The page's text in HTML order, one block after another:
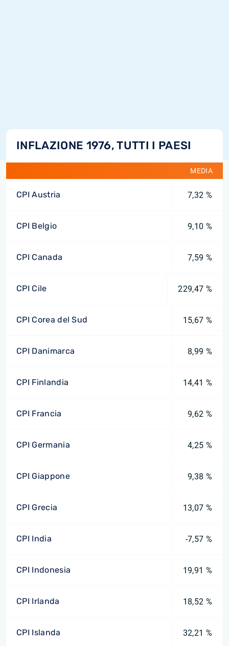
INFLAZIONE 1976, TUTTI I PAESI
MEDIA
CPI Austria 7,32 %
CPI Belgio 9,10 %
CPI Canada 7,59 %
CPI Cile 229,47 %
CPI Corea del Sud 15,67 %
CPI Danimarca 8,99 %
CPI Finlandia 14,41 %
CPI Francia 9,62 %
CPI Germania 4,25 %
CPI Giappone 9,38 %
CPI Grecia 13,07 %
CPI India -7,57 %
CPI Indonesia 19,91 %
CPI Irlanda 18,52 %
CPI Islanda 32,21 %